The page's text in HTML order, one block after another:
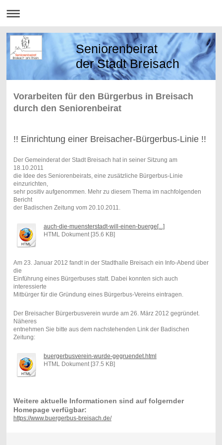
Seniorenbeirat
der Stadt Breisach
Vorarbeiten für den Bürgerbus in Breisach
durch den Seniorenbeirat
!! Einrichtung einer Breisacher-Bürgerbus-Linie !!
Der Gemeinderat der Stadt Breisach hat in seiner Sitzung am
18.10.2011
die Idee des Seniorenbeirats, eine zusätzliche Bürgerbus-Linie
einzurichten,
sehr positiv aufgenommen. Mehr zu diesem Thema im nachfolgenden
Bericht
der Badischen Zeitung vom 20.10.2011.
auch-die-muensterstadt-will-einen-buerge[...]
HTML Dokument [35.6 KB]
Am 23. Januar 2012 fandt in der Stadthalle Breisach ein Info-Abend über
die
Einführung eines Bürgerbuses statt. Dabei konnten sich auch
interessierte
Mitbürger für die Gründung eines Bürgerbus-Vereins eintragen.
Der Breisacher Bürgerbusverein wurde am 26. März 2012 gegründet.
Näheres
entnehmen Sie bitte aus dem nachstehenden Link der Badischen
Zeitung:
buergerbusverein-wurde-gegruendet.html
HTML Dokument [37.5 KB]
Weitere aktuelle Informationen sind auf folgernder
Homepage verfügbar:
https://www.buergerbus-breisach.de/